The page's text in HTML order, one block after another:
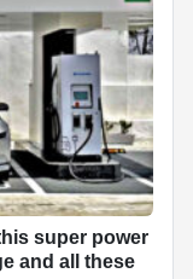
super power
and all these